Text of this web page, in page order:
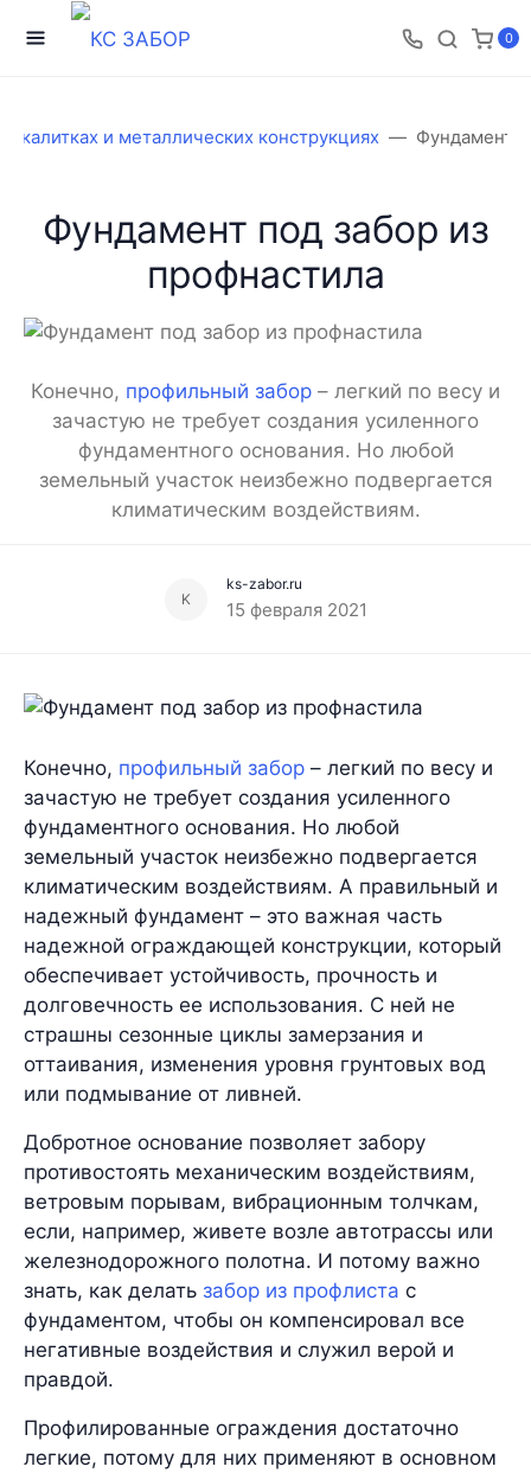
0
калитках и металлических конструкциях Фундамент
Фундамент под забор из
профнастила
Конечно, профильный забор – легкий по весу и
зачастую не требует создания усиленного
фундаментного основания. Но любой
земельный участок неизбежно подвергается
климатическим воздействиям.
K
ks-zabor.ru
15 февраля 2021
Конечно, профильный забор – легкий по весу и
зачастую не требует создания усиленного
фундаментного основания. Но любой
земельный участок неизбежно подвергается
климатическим воздействиям. А правильный и
надежный фундамент – это важная часть
надежной ограждающей конструкции, который
обеспечивает устойчивость, прочность и
долговечность ее использования. С ней не
страшны сезонные циклы замерзания и
оттаивания, изменения уровня грунтовых вод
или подмывание от ливней.
Добротное основание позволяет забору
противостоять механическим воздействиям,
ветровым порывам, вибрационным толчкам,
если, например, живете возле автотрассы или
железнодорожного полотна. И потому важно
знать, как делать забор из профлиста с
фундаментом, чтобы он компенсировал все
негативные воздействия и служил верой и
правдой.
Профилированные ограждения достаточно
легкие, потому для них применяют в основном